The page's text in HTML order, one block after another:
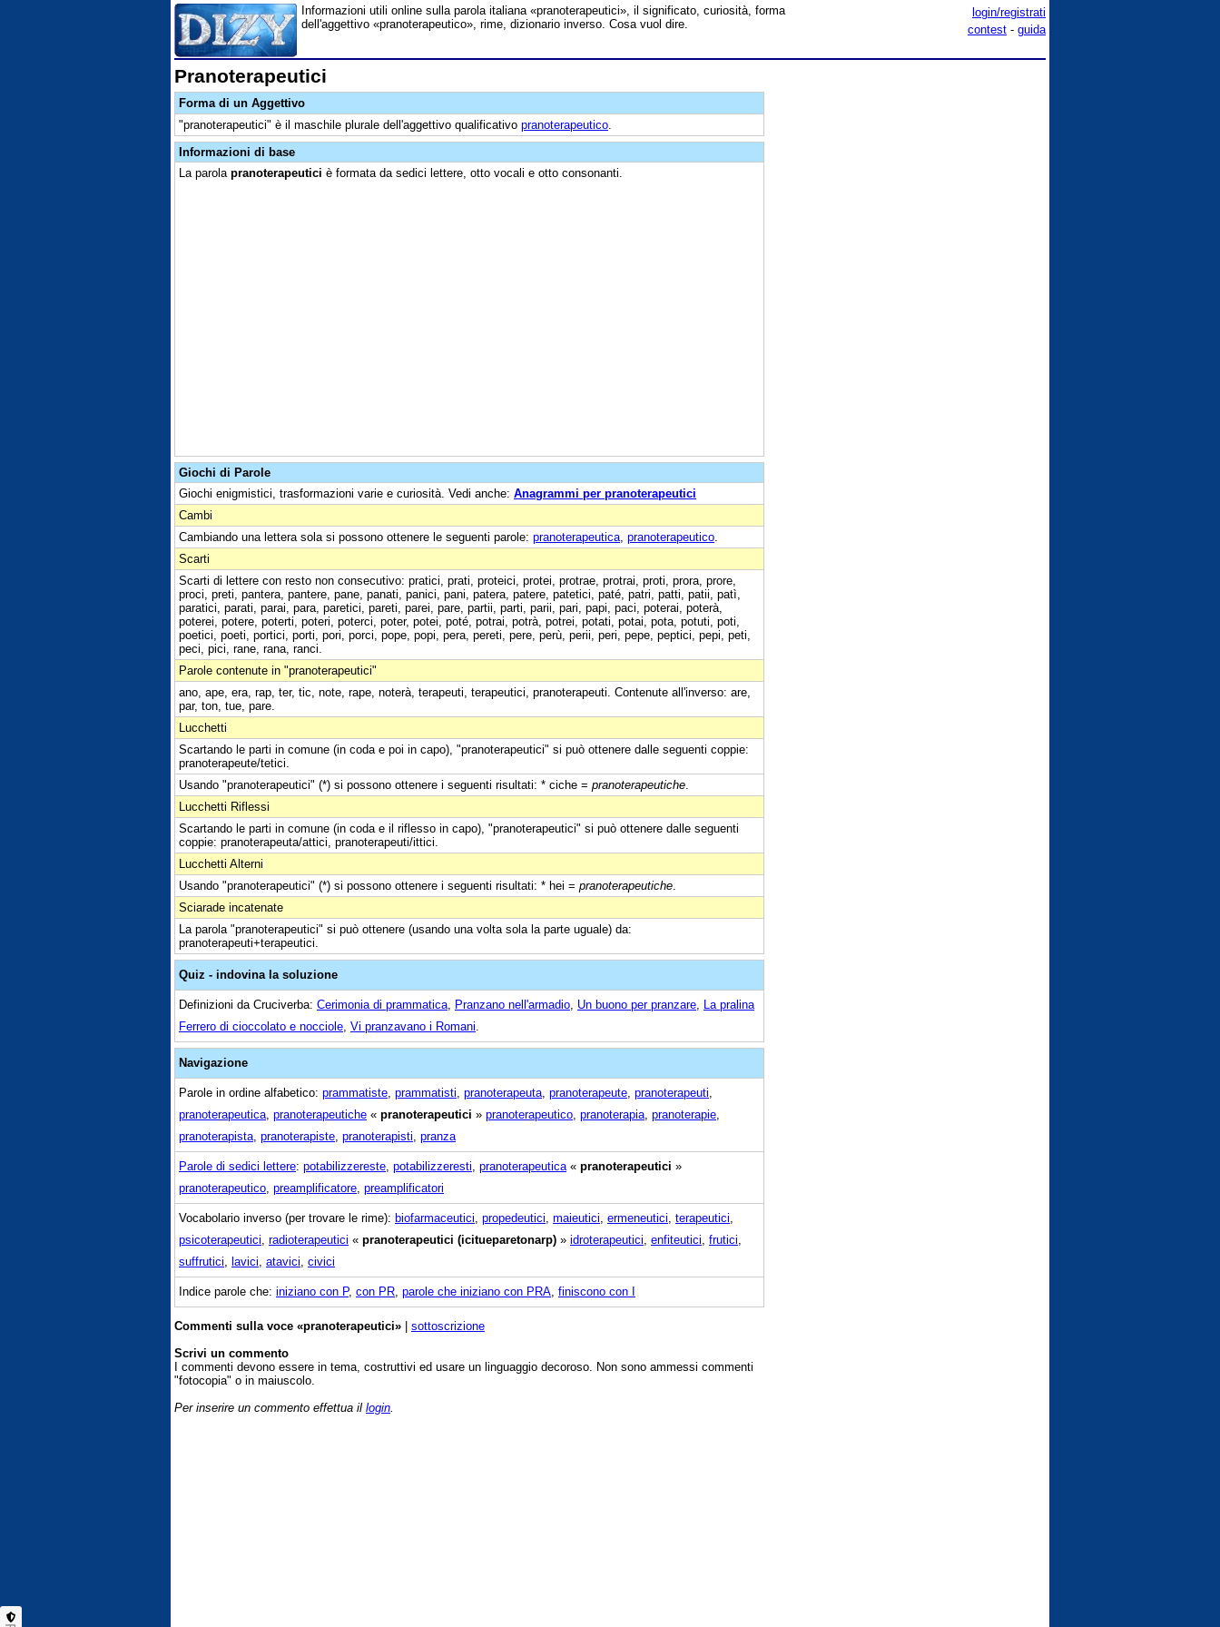
login/registrati
contest - guida
Informazioni utili online sulla parola italiana «pranoterapeutici», il significato, curiosità, forma
dell'aggettivo «pranoterapeutico», rime, dizionario inverso. Cosa vuol dire.
Pranoterapeutici
Forma di un Aggettivo
"pranoterapeutici" è il maschile plurale dell'aggettivo qualificativo pranoterapeutico
Informazioni di base
La parola pranoterapeutici è formata da sedici lettere, otto vocali e otto consonanti.
Giochi di Parole
Giochi enigmistici, trasformazioni varie e curiosità. Vedi anche: Anagrammi per pranoterapeutici
Cambi
Cambiando una lettera sola si possono ottenere le seguenti parole: pranoterapeutica pranoterapeutico
Scarti
Scarti di lettere con resto non consecutivo: pratici, prati, proteici, protei, protrae, protrai, proti, prora, prore,
proci, preti, pantera, pantere, pane, panati, panici, pani, patera, patere, patetici, paté, patri, patti, patii, patì,
paratici, parati, parai, para, paretici, pareti, parei, pare, partii, parti, parii, pari, papi, paci, poterai, poterà,
poterei, potere, poterti, poteri, poterci, poter, potei, poté, potrai, potrà, potrei, potati, potai, pota, potuti, poti,
poetici, poeti, portici, porti, pori, porci, pope, popi, pera, pereti, pere, perù, perii, peri, pepe, peptici, pepi, peti,
peci, pici, rane, rana, ranci.
Parole contenute in "pranoterapeutici"
ano, ape, era, rap, ter, tic, note, rape, noterà, terapeuti, terapeutici, pranoterapeuti. Contenute all'inverso: are,
par, ton, tue, pare.
Lucchetti
Scartando le parti in comune (in coda e poi in capo), "pranoterapeutici" si può ottenere dalle seguenti coppie:
pranoterapeute/tetici.
Usando "pranoterapeutici" (*) si possono ottenere i seguenti risultati: * ciche = pranoterapeutiche
Lucchetti Riflessi
Scartando le parti in comune (in coda e il riflesso in capo), "pranoterapeutici" si può ottenere dalle seguenti
coppie: pranoterapeuta/attici, pranoterapeuti/ittici.
Lucchetti Alterni
Usando "pranoterapeutici" (*) si possono ottenere i seguenti risultati: * hei = pranoterapeutiche
Sciarade incatenate
La parola "pranoterapeutici" si può ottenere (usando una volta sola la parte uguale) da:
pranoterapeuti+terapeutici.
Quiz - indovina la soluzione
Definizioni da Cruciverba: Cerimonia di prammatica Pranzano nell'armadio Un buono per pranzare La pralina
Ferrero di cioccolato e nocciole Vi pranzavano i Romani
Navigazione
Parole in ordine alfabetico: prammatiste prammatisti pranoterapeuta pranoterapeute pranoterapeuti
pranoterapeutica pranoterapeutiche « pranoterapeutici » pranoterapeutico pranoterapia pranoterapie
pranoterapista pranoterapiste pranoterapisti pranza
Parole di sedici lettere: potabilizzereste potabilizzeresti pranoterapeutica « pranoterapeutici »
pranoterapeutico preamplificatore preamplificatori
Vocabolario inverso (per trovare le rime): biofarmaceutici propedeutici maieutici ermeneutici terapeutici
psicoterapeutici radioterapeutici « pranoterapeutici (icitueparetonarp) » idroterapeutici enfiteutici frutici
suffrutici lavici atavici civici
Indice parole che: iniziano con P, con PR parole che iniziano con PRA finiscono con I
Commenti sulla voce «pranoterapeutici» | sottoscrizione
Scrivi un commento
I commenti devono essere in tema, costruttivi ed usare un linguaggio decoroso. Non sono ammessi commenti
"fotocopia" o in maiuscolo.
Per inserire un commento effettua il login